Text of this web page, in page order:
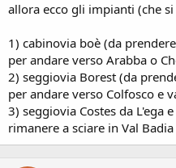
allora ecco gli impianti (che
1) cabinovia boè (da
per andare verso Arabba o
2) seggiovia Borest (da
per andare verso Colfosco e
3) seggiovia Costes da L'ega
rimanere a sciare in Val